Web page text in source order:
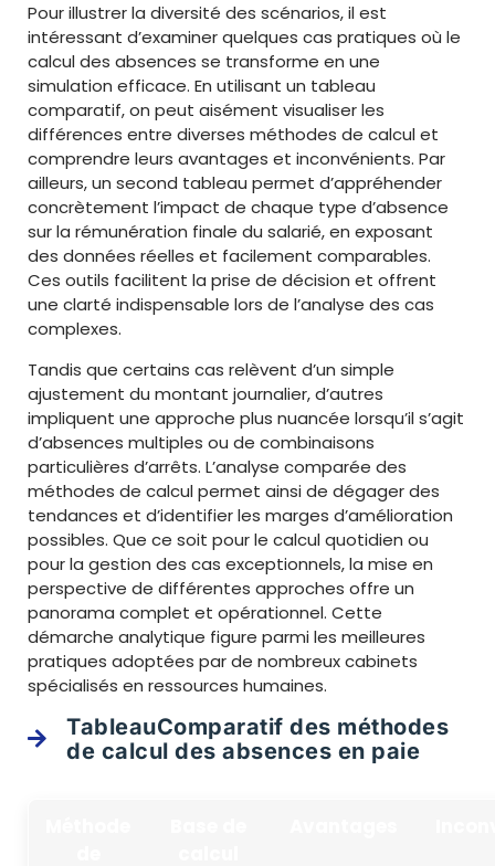
Pour illustrer la diversité des scénarios, il est
intéressant d’examiner quelques cas pratiques où le
calcul des absences se transforme en une
simulation efficace. En utilisant un tableau
comparatif, on peut aisément visualiser les
différences entre diverses méthodes de calcul et
comprendre leurs avantages et inconvénients. Par
ailleurs, un second tableau permet d’appréhender
concrètement l’impact de chaque type d’absence
sur la rémunération finale du salarié, en exposant
des données réelles et facilement comparables.
Ces outils facilitent la prise de décision et offrent
une clarté indispensable lors de l’analyse des cas
complexes.
Tandis que certains cas relèvent d’un simple
ajustement du montant journalier, d’autres
impliquent une approche plus nuancée lorsqu’il s’agit
d’absences multiples ou de combinaisons
particulières d’arrêts. L’analyse comparée des
méthodes de calcul permet ainsi de dégager des
tendances et d’identifier les marges d’amélioration
possibles. Que ce soit pour le calcul quotidien ou
pour la gestion des cas exceptionnels, la mise en
perspective de différentes approches offre un
panorama complet et opérationnel. Cette
démarche analytique figure parmi les meilleures
pratiques adoptées par de nombreux cabinets
spécialisés en ressources humaines.
TableauComparatif des méthodes
de calcul des absences en paie